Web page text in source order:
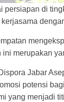
persiapan di
kerjasama
ini merupakan
Jabar
potensi
yang menjadi